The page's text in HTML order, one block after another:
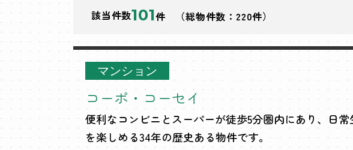
該当件数101件 （総物件数：220件）
マンション
コーポ・コーセイ
便利なコンビニとスーパーが徒歩5分圏内にあり、日
を楽しめる34年の歴史ある物件です。